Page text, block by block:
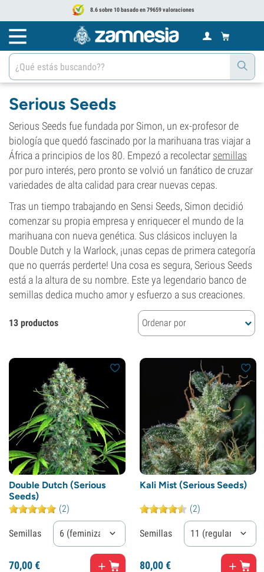
8.6 sobre 10 basado en 79659 valoraciones
Serious Seeds
Serious Seeds fue fundada por Simon, un ex-profesor de
biología que quedó fascinado por la marihuana tras viajar a
África a principios de los 80. Empezó a recolectar semillas
por puro interés, pero pronto se volvió un fanático de cruzar
variedades de alta calidad para crear nuevas cepas.
Tras un tiempo trabajando en Sensi Seeds, Simon decidió
comenzar su propia empresa y enriquecer el mundo de la
marihuana con nueva genética. Sus clásicos incluyen la
Double Dutch y la Warlock, ¡unas cepas de primera categoría
que no querrás perderte! Una cosa es segura, Serious Seeds
está a la altura de su nombre. Este ya legendario banco de
semillas dedica mucho amor y esfuerzo a sus creaciones.
13 productos Ordenar por
Double Dutch (Serious
Seeds)
(2)
Semillas 6 (feminizadas)
70,00€
Kali Mist (Serious Seeds)
(2)
Semillas 11 (regulares)
80,00€